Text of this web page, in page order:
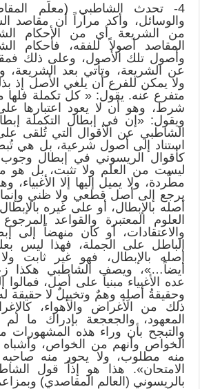
4- تحدث الشاطبي (معلِّم
والوسائل، وأكد مراراً أن مقاصد
من الشريعة أي من الأحكام
المقاصد أصولاً للفقه، فأحكام
وأصول تلك الأصول، وعلى ذلك
عن الشريعة، وتأتي بعد الشريعة،
ولا يمكن للفرع أن يلغي الأصل إذ
متفرع عنه. يقول: « كل تكملة
شرط، وهو أن لا يعود اعتبارها
ويقول: «إن في إبطال التكملة
الشاطبي عن الأقوال التي تُلقى
استناد إلى أصول شرعية، بل هي
كأقوال الريسوني في إبطال وجوب
ليست من العلم ولا تثبت، بل هو
مطَّردة، ولا يميل إليها إلا
يرجع إلى أصل قطعي ولا ظني
أصله بالإبطال، أو على غيره
العلوم المعتبرة والقواعد
والاعتقادات، أو كان منهضاً إلى
الباطل على الجملة، فهذا ليس
أصله بالإبطال، فهو غير ثابت
أيضاً…»، ويصف الشاطبي هكذا
عده الأغبياء مبنياً على أصل،
وحقيقةُ أصلِه وهمٌ وتخييلٌ لا حقيقة
ذلك من الأغراض والأهواء،
المعهود، والجعجعة بإدراك ما
والتبجح بأن وراء هذه المشهورات
الخواص وأنهم من الخواص،
منه مطلوب، ولا يحور منه صاحبه
الامتحان». هذا هو إذاً قول
بالريسوني (العالم المقاصدي)